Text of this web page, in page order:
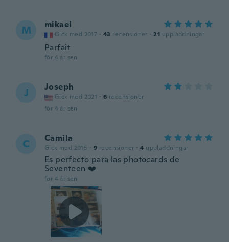
M mikael
Gick med 2017 · 43 recensioner · 21 uppladdningar
Parfait
för 4 år sen
J Joseph
Gick med 2021 · 6 recensioner
för 4 år sen
C Camila
Gick med 2015 · 9 recensioner · 4 uppladdningar
Es perfecto para las photocards de
Seventeen ❤️
för 4 år sen